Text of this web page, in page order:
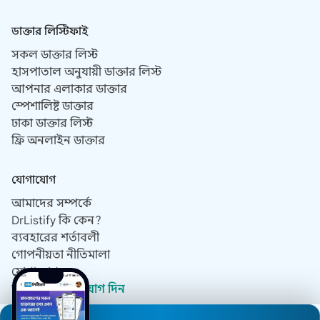
ডাক্তার লিস্টিফাই
সকল ডাক্তার লিস্ট
হাসপাতাল অনুযায়ী ডাক্তার লিস্ট
আপনার এলাকার ডাক্তার
স্পেশালিষ্ট ডাক্তার
ঢাকা ডাক্তার লিস্ট
ফ্রি অনলাইন ডাক্তার
যোগাযোগ
আমাদের সম্পর্কে
DrListify কি কেন?
ব্যবহারের শর্তাবলী
গোপনীয়তা নীতিমালা
যোগাযোগ
ডাক্তার হিসেবে যোগ দিন